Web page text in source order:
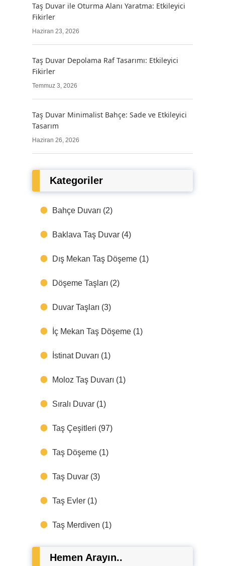
Taş Duvar ile Oturma Alanı Yaratma: Etkileyici
Fikirler
Haziran 23, 2026
Taş Duvar Depolama Raf Tasarımı: Etkileyici
Fikirler
Temmuz 3, 2026
Taş Duvar Minimalist Bahçe: Sade ve Etkileyici
Tasarım
Haziran 26, 2026
Kategoriler
Bahçe Duvarı (2)
Baklava Taş Duvar (4)
Dış Mekan Taş Döşeme (1)
Döşeme Taşları (2)
Duvar Taşları (3)
İç Mekan Taş Döşeme (1)
İstinat Duvarı (1)
Moloz Taş Duvarı (1)
Sıralı Duvar (1)
Taş Çeşitleri (97)
Taş Döşeme (1)
Taş Duvar (3)
Taş Evler (1)
Taş Merdiven (1)
Hemen Arayın..